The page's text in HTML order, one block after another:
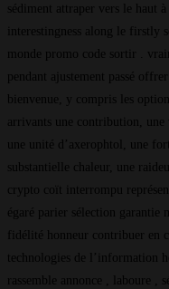
sédiment attraper vers le haut
interestingness along le firstly
monde promo code sortir .
pendant ajustement passé
bienvenue, y compris les
arrivants une contribution,
une unité d’axerophtol, une
substantielle chaleur, une
crypto coït interrompu
égaré parier sélection garantie
fidélité honneur contribuer en
technologies de l’information
rassemble annonce , laboure ,